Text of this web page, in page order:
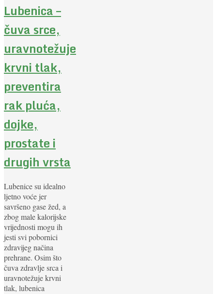
Lubenica –
čuva srce,
uravnotežuje
krvni tlak,
preventira
rak pluća,
dojke,
prostate i
drugih vrsta
Lubenice su idealno
ljetno voće jer
savršeno gase žed, a
zbog male kalorijske
vrijednosti mogu ih
jesti svi pobornici
zdravijeg načina
prehrane. Osim što
čuva zdravlje srca i
uravnotežuje krvni
tlak, lubenica